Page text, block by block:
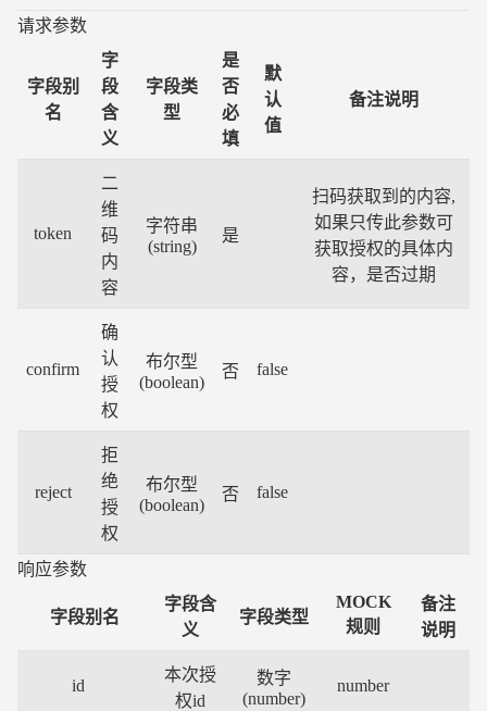
请求参数
字段别
名
字
段
含
义
字段类
型
是
否
必
填
默
认
值
备注说明
token
二
维
码
内
容
字符串
(string)
是
扫码获取到的内容,
如果只传此参数可
获取授权的具体内
容，是否过期
confirm
确
认
授
权
布尔型
(boolean)
否 false
reject
拒
绝
授
权
布尔型
(boolean)
否 false
响应参数
字段别名
字段含
义
字段类型
MOCK
规则
备注
说明
id
本次授
权id
数字
(number)
number